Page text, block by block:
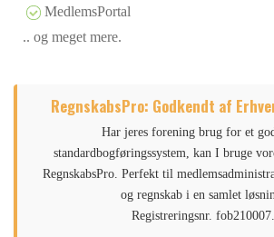
MedlemsPortal
.. og meget mere.
RegnskabsPro: Godkendt af
Har jeres forening brug for et
standardbogføringssystem, kan I bruge
RegnskabsPro. Perfekt til
og regnskab i en samlet
Registreringsnr. fob210007.